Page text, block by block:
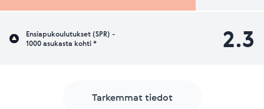
Ensiapukoulutukset (SPR) -
1000 asukasta kohti *
2.3
Tarkemmat tiedot